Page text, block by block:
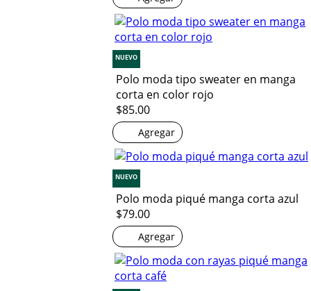
NUEVO
Polo moda tipo sweater en manga
corta en color rojo
$85.00
Agregar
NUEVO
Polo moda piqué manga corta azul
$79.00
Agregar